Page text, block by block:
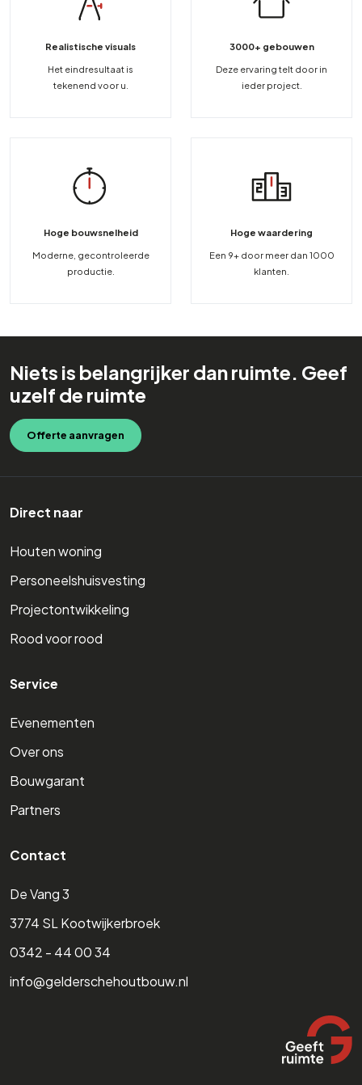
Realistische visuals
Het eindresultaat is
tekenend voor u.
3000+ gebouwen
Deze ervaring telt door in
ieder project.
Hoge bouwsnelheid
Moderne, gecontroleerde
productie.
Hoge waardering
Een 9+ door meer dan 1000
klanten.
Niets is belangrijker dan ruimte. Geef
uzelf de ruimte
Offerte aanvragen
Direct naar
Houten woning
Personeelshuisvesting
Projectontwikkeling
Rood voor rood
Service
Evenementen
Over ons
Bouwgarant
Partners
Contact
De Vang 3
3774 SL Kootwijkerbroek
0342 - 44 00 34
info@gelderschehoutbouw.nl